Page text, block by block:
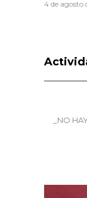
4 de agosto
_NO